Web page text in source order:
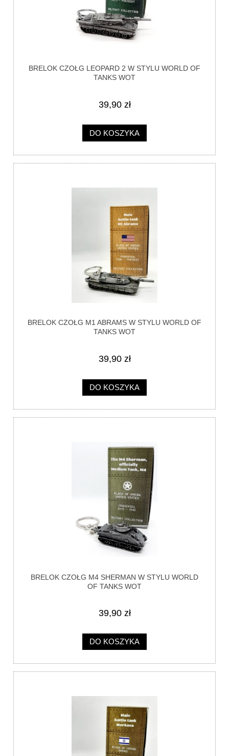
BRELOK CZOŁG LEOPARD 2 W STYLU WORLD OF
TANKS WOT
39,90 zł
DO KOSZYKA
BRELOK CZOŁG M1 ABRAMS W STYLU WORLD OF
TANKS WOT
39,90 zł
DO KOSZYKA
BRELOK CZOŁG M4 SHERMAN W STYLU WORLD
OF TANKS WOT
39,90 zł
DO KOSZYKA